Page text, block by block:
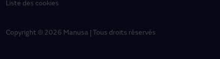
Liste des cookies
Copyright © 2026 Manusa | Tous droits réservés